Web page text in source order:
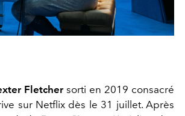
Fletchersorti en 2019 consacré
sur Netflix dès le 31 juillet. Après